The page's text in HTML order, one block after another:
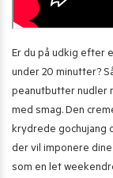
Er du på udkig efter
under 20 minutter?
peanutbutter nudler
med smag. Den
krydrede gochujang
der vil imponere
som en let